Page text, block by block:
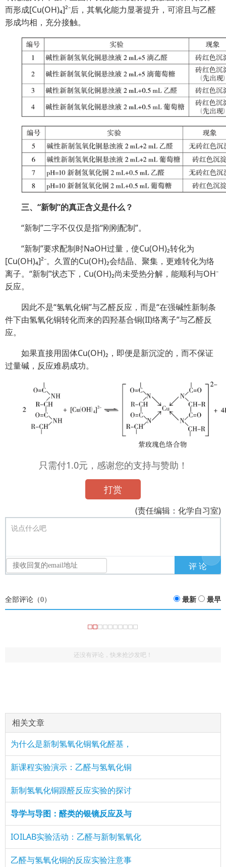
而形成[Cu(OH)₄]²⁻后，其氧化能力显著提升，可溶且与乙醛
形成均相，充分接触。
三、“新制”的真正含义是什么？
“新制”二字不仅仅是指“刚刚配制”。
“新制”要求配制时NaOH过量，使Cu(OH)₂转化为
[Cu(OH)₄]²⁻。久置的Cu(OH)₂会结晶、聚集，更难转化为络
离子。“新制”状态下，Cu(OH)₂尚未受热分解，能顺利与OH⁻
反应。
因此不是“氢氧化铜”与乙醛反应，而是“在强碱性新制条
件下由氢氧化铜转化而来的四羟基合铜(II)络离子”与乙醛反
应。
如果直接用固体Cu(OH)₂，即便是新沉淀的，而不保证
过量碱，反应难易成功。
只需付1.0元，感谢您的支持与赞助！
打赏
(责任编辑：化学自习室)
说点什么吧
全部评论（0） 最新 最早
还没有评论，快来抢沙发吧！
相关文章
为什么是新制氢氧化铜氧化醛基，
新课程实验演示：乙醛与氢氧化铜
新制氢氧化铜跟醛反应实验的探讨
导学与导图：醛类的银镜反应及与
IOILAB实验活动：乙醛与新制氢氧化
乙醛与氢氧化铜的反应实验注意事